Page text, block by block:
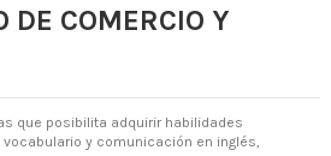
DE COMERCIO Y
que posibilita adquirir habilidades
y comunicación en inglés,